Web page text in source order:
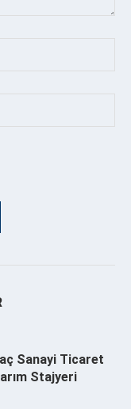
Sanayi Ticaret
Stajyeri